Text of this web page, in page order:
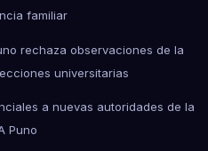
familiar
rechaza observaciones de la
universitarias
a nuevas autoridades de la
Puno